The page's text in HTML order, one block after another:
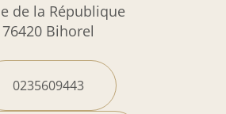
de la République
76420 Bihorel
0235609443